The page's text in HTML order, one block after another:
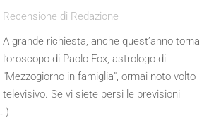
Recensione di Redazione
A grande richiesta, anche quest’anno torna
l’oroscopo di Paolo Fox, astrologo di
"Mezzogiorno in famiglia", ormai noto volto
televisivo. Se vi siete persi le previsioni